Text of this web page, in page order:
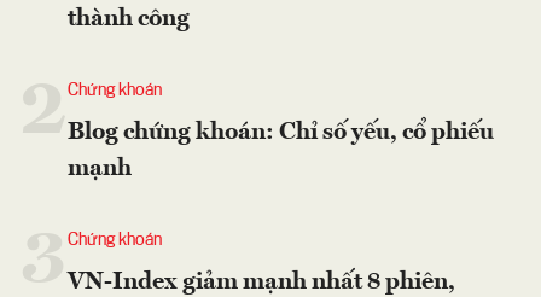
thành công
2Chứng khoán
Blog chứng khoán: Chỉ số yếu, cổ phiếu
mạnh
Chứng khoán
VN-Index giảm mạnh nhất 8 phiên,